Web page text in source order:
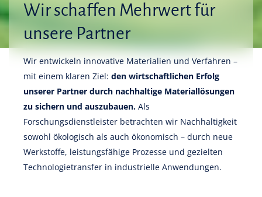
Wir schaffen Mehrwert für
unsere Partner
Wir entwickeln innovative Materialien und Verfahren –
mit einem klaren Ziel: den wirtschaftlichen Erfolg
unserer Partner durch nachhaltige Materiallösungen
zu sichern und auszubauen. Als
Forschungsdienstleister betrachten wir Nachhaltigkeit
sowohl ökologisch als auch ökonomisch – durch neue
Werkstoffe, leistungsfähige Prozesse und gezielten
Technologietransfer in industrielle Anwendungen.